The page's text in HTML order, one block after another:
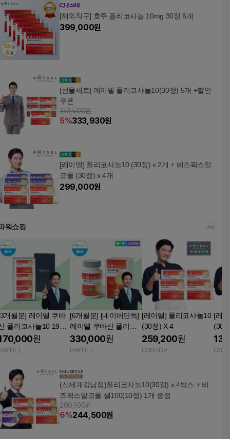
[해외직구] 호주 폴리코사놀 10mg 30정 6개
399,000원
[선물세트] 레이델 폴리코사놀10(30정) 5개 +할인
쿠폰
351,500원
5%333,930원
[레이델] 폴리코사놀10 (30정) x 2개 + 비즈왁스알
코올 (30정) x 4개
299,000원
워쇼핑
개월분] 레이델 쿠바
폴리코사놀10 198m
30정, 3개원
[6개월분] [네이버단독]
레이델 쿠바산 폴리코
사놀10 198mg 180정,
1개
330,000원
RAYDEL
[레이델] 폴리코사놀10
(30정) X 4
259,200원
GSSHOP
[레
(30
(신세계강남점)폴리코사놀10(30정) x 4박스 + 비
즈왁스알코올 셀100(10정) 1개 증정
260,100원
6%244,500원